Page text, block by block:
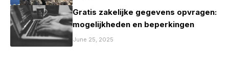
Gratis zakelijke gegevens opvragen:
mogelijkheden en beperkingen
June 25, 2025